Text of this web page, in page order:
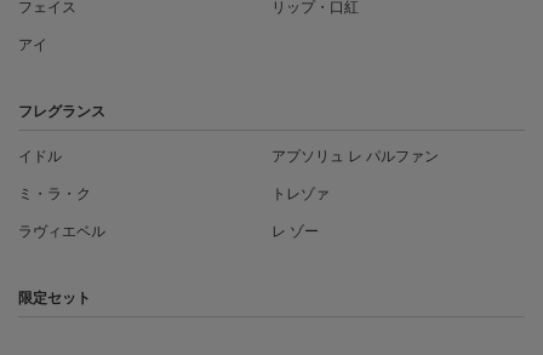
フェイス リップ・口紅
アイ
フレグランス
イドル アプソリュ レ パルファン
ミ・ラ・ク トレゾァ
ラヴィエベル レ ゾー
限定セット